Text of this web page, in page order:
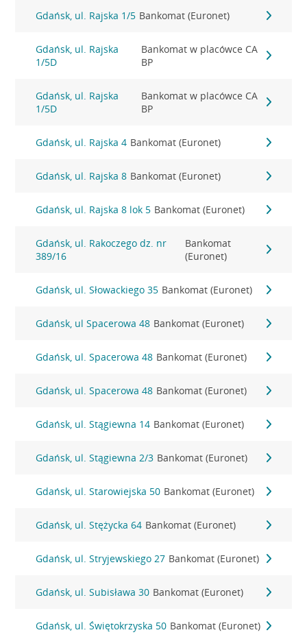
Gdańsk, ul. Rajska 1/5 Bankomat (Euronet)
Gdańsk, ul. Rajska
1/5D
Bankomat w placówce CA
BP
Gdańsk, ul. Rajska
1/5D
Bankomat w placówce CA
BP
Gdańsk, ul. Rajska 4 Bankomat (Euronet)
Gdańsk, ul. Rajska 8 Bankomat (Euronet)
Gdańsk, ul. Rajska 8 lok 5 Bankomat (Euronet)
Gdańsk, ul. Rakoczego dz. nr
389/16
Bankomat
(Euronet)
Gdańsk, ul. Słowackiego 35 Bankomat (Euronet)
Gdańsk, ul Spacerowa 48 Bankomat (Euronet)
Gdańsk, ul. Spacerowa 48 Bankomat (Euronet)
Gdańsk, ul. Spacerowa 48 Bankomat (Euronet)
Gdańsk, ul. Stągiewna 14 Bankomat (Euronet)
Gdańsk, ul. Stągiewna 2/3 Bankomat (Euronet)
Gdańsk, ul. Starowiejska 50 Bankomat (Euronet)
Gdańsk, ul. Stężycka 64 Bankomat (Euronet)
Gdańsk, ul. Stryjewskiego 27 Bankomat (Euronet)
Gdańsk, ul. Subisława 30 Bankomat (Euronet)
Gdańsk, ul. Świętokrzyska 50 Bankomat (Euronet)